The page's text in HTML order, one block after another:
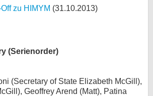
zu HIMYM (31.10.2013)
(Serienorder)
(Secretary of State Elizabeth McGill),
Geoffrey Arend (Matt), Patina